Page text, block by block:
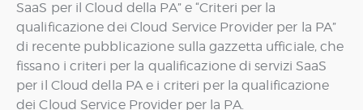
SaaS per il Cloud della PA” e “Criteri per la
qualificazione dei Cloud Service Provider per la PA”
di recente pubblicazione sulla gazzetta ufficiale, che
fissano i criteri per la qualificazione di servizi SaaS
per il Cloud della PA e i criteri per la qualificazione
dei Cloud Service Provider per la PA.